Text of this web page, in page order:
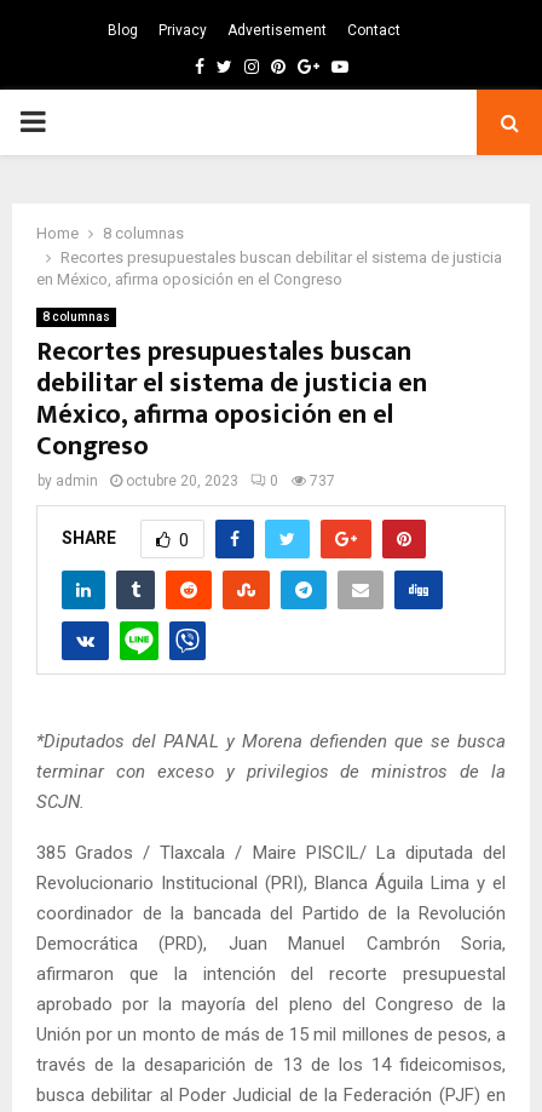
Blog Privacy Advertisement Contact
Facebook
TwitterInstagram
Pinterest
GoogleYoutube
PRIMARY
Home
8 columnas
Recortes presupuestales buscan debilitar el sistema de justicia
en México, afirma oposición en el Congreso
8 columnas
Recortes presupuestales buscan
debilitar el sistema de justicia en
México, afirma oposición en el
Congreso
by admin octubre 20, 2023 0 737
SHARE 0
*Diputados del PANAL y Morena defienden que se busca
terminar con exceso y privilegios de ministros de la
SCJN.
385 Grados / Tlaxcala / Maire PISCIL/ La diputada del
Revolucionario Institucional (PRI), Blanca Águila Lima y el
coordinador de la bancada del Partido de la Revolución
Democrática (PRD), Juan Manuel Cambrón Soria,
afirmaron que la intención del recorte presupuestal
aprobado por la mayoría del pleno del Congreso de la
Unión por un monto de más de 15 mil millones de pesos, a
través de la desaparición de 13 de los 14 fideicomisos,
busca debilitar al Poder Judicial de la Federación (PJF) en